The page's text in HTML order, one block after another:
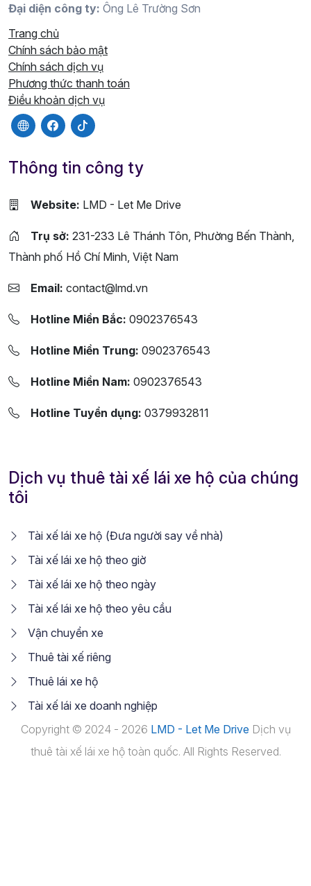
Đại diện công ty: Ông Lê Trường Sơn
Trang chủ
Chính sách bảo mật
Chính sách dịch vụ
Phương thức thanh toán
Điều khoản dịch vụ
Thông tin công ty
Website: LMD - Let Me Drive
Trụ sở: 231-233 Lê Thánh Tôn, Phường Bến Thành,
Thành phố Hồ Chí Minh, Việt Nam
Email: contact@lmd.vn
Hotline Miền Bắc: 0902376543
Hotline Miền Trung: 0902376543
Hotline Miền Nam: 0902376543
Hotline Tuyển dụng: 0379932811
Dịch vụ thuê tài xế lái xe hộ của chúng
tôi
Tài xế lái xe hộ (Đưa người say về nhà)
Tài xế lái xe hộ theo giờ
Tài xế lái xe hộ theo ngày
Tài xế lái xe hộ theo yêu cầu
Vận chuyển xe
Thuê tài xế riêng
Thuê lái xe hộ
Tài xế lái xe doanh nghiệp
Copyright © 2024 - 2026 LMD - Let Me Drive Dịch vụ
thuê tài xế lái xe hộ toàn quốc. All Rights Reserved.